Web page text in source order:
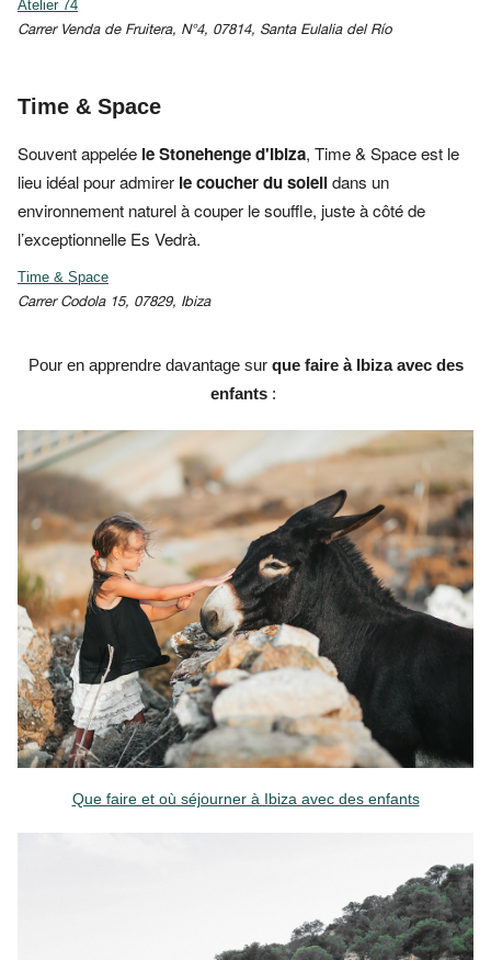
Atelier 74
Carrer Venda de Fruitera, N°4, 07814, Santa Eulalia del Río
Time & Space
Souvent appelée le Stonehenge d'Ibiza, Time & Space est le
lieu idéal pour admirer le coucher dusoleildans un
environnement naturel à couper le souffle, juste à côté de
l’exceptionnelle Es Vedrà.
Time & Space
Carrer Codola 15, 07829, Ibiza
Pour en apprendre davantage sur que faire à Ibiza avec des
enfants :
Que faire et où séjourner à Ibiza avec des enfants